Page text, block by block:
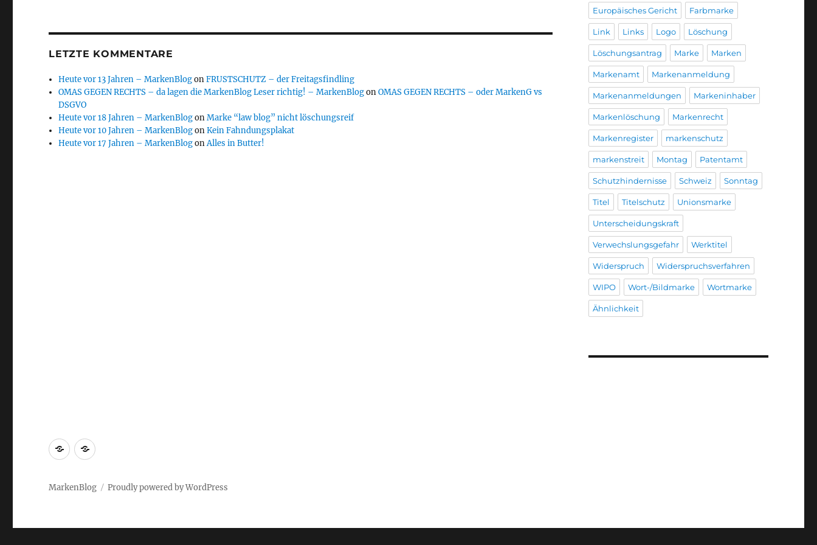
LETZTE KOMMENTARE
Heute vor 13 Jahren – MarkenBlogonFRUSTSCHUTZ – der Freitagsfindling
OMAS GEGEN RECHTS – da lagen die MarkenBlog Leser richtig! – MarkenBlogonOMAS GEGEN RECHTS – oder MarkenG vs
DSGVO
Heute vor 18 Jahren – MarkenBlogonMarke “law blog” nicht löschungsreif
Heute vor 10 Jahren – MarkenBlogonKein Fahndungsplakat
Heute vor 17 Jahren – MarkenBlogonAlles in Butter!
Europäisches Gericht Farbmarke
Link Links Logo Löschung
Löschungsantrag Marke Marken
Markenamt Markenanmeldung
Markenanmeldungen Markeninhaber
Markenlöschung Markenrecht
Markenregister markenschutz
markenstreit Montag Patentamt
Schutzhindernisse Schweiz Sonntag
Titel Titelschutz Unionsmarke
Unterscheidungskraft
Verwechslungsgefahr Werktitel
Widerspruch Widerspruchsverfahren
WIPO Wort-/Bildmarke Wortmarke
Ähnlichkeit
Markenrecherche
Gastbeiträge
MarkenBlog Proudly powered by WordPress